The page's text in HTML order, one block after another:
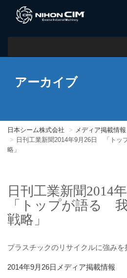
アーカイブ
日本シーム株式会社
メディア掲載情報
日刊工業新聞2014年9月26日 「ト
略」
日刊工業新聞2014
「トップが語る
戦略」
プラスチックのリサイクルに強み
投
2014年9月26日 カ
メディア掲載情報